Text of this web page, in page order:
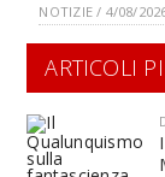
NOTIZIE / 4/08/
ARTICOLI